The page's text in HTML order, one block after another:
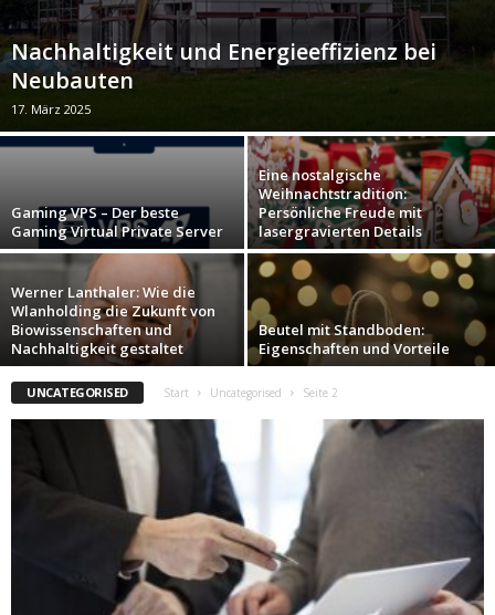
Nachhaltigkeit und Energieeffizienz bei
Neubauten
17. März 2025
Gaming VPS – Der beste
Gaming Virtual Private Server
Eine nostalgische
Weihnachtstradition:
Persönliche Freude mit
lasergravierten Details
Werner Lanthaler: Wie die
Wlanholding die Zukunft von
Biowissenschaften und
Nachhaltigkeit gestaltet
Beutel mit Standboden:
Eigenschaften und Vorteile
UNCATEGORISED Start Uncategorised Seite 2